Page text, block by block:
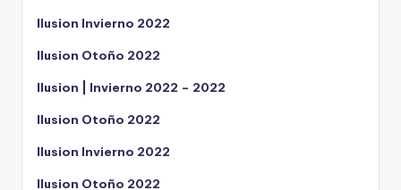
Ilusion Invierno 2022
Ilusion Otoño 2022
Ilusion | Invierno 2022 – 2022
Ilusion Otoño 2022
Ilusion Invierno 2022
Ilusion Otoño 2022